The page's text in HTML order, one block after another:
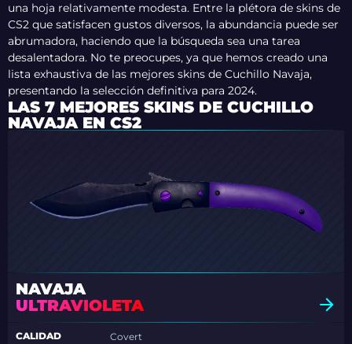
una hoja relativamente modesta. Entre la plétora de skins de
CS2 que satisfacen gustos diversos, la abundancia puede ser
abrumadora, haciendo que la búsqueda sea una tarea
desalentadora. No te preocupes, ya que hemos creado una
lista exhaustiva de las mejores skins de Cuchillo Navaja,
presentando la selección definitiva para 2024.
LAS 7 MEJORES SKINS DE CUCHILLO
NAVAJA EN CS2
NAVAJA
ULTRAVIOLETA
CALIDAD
Covert